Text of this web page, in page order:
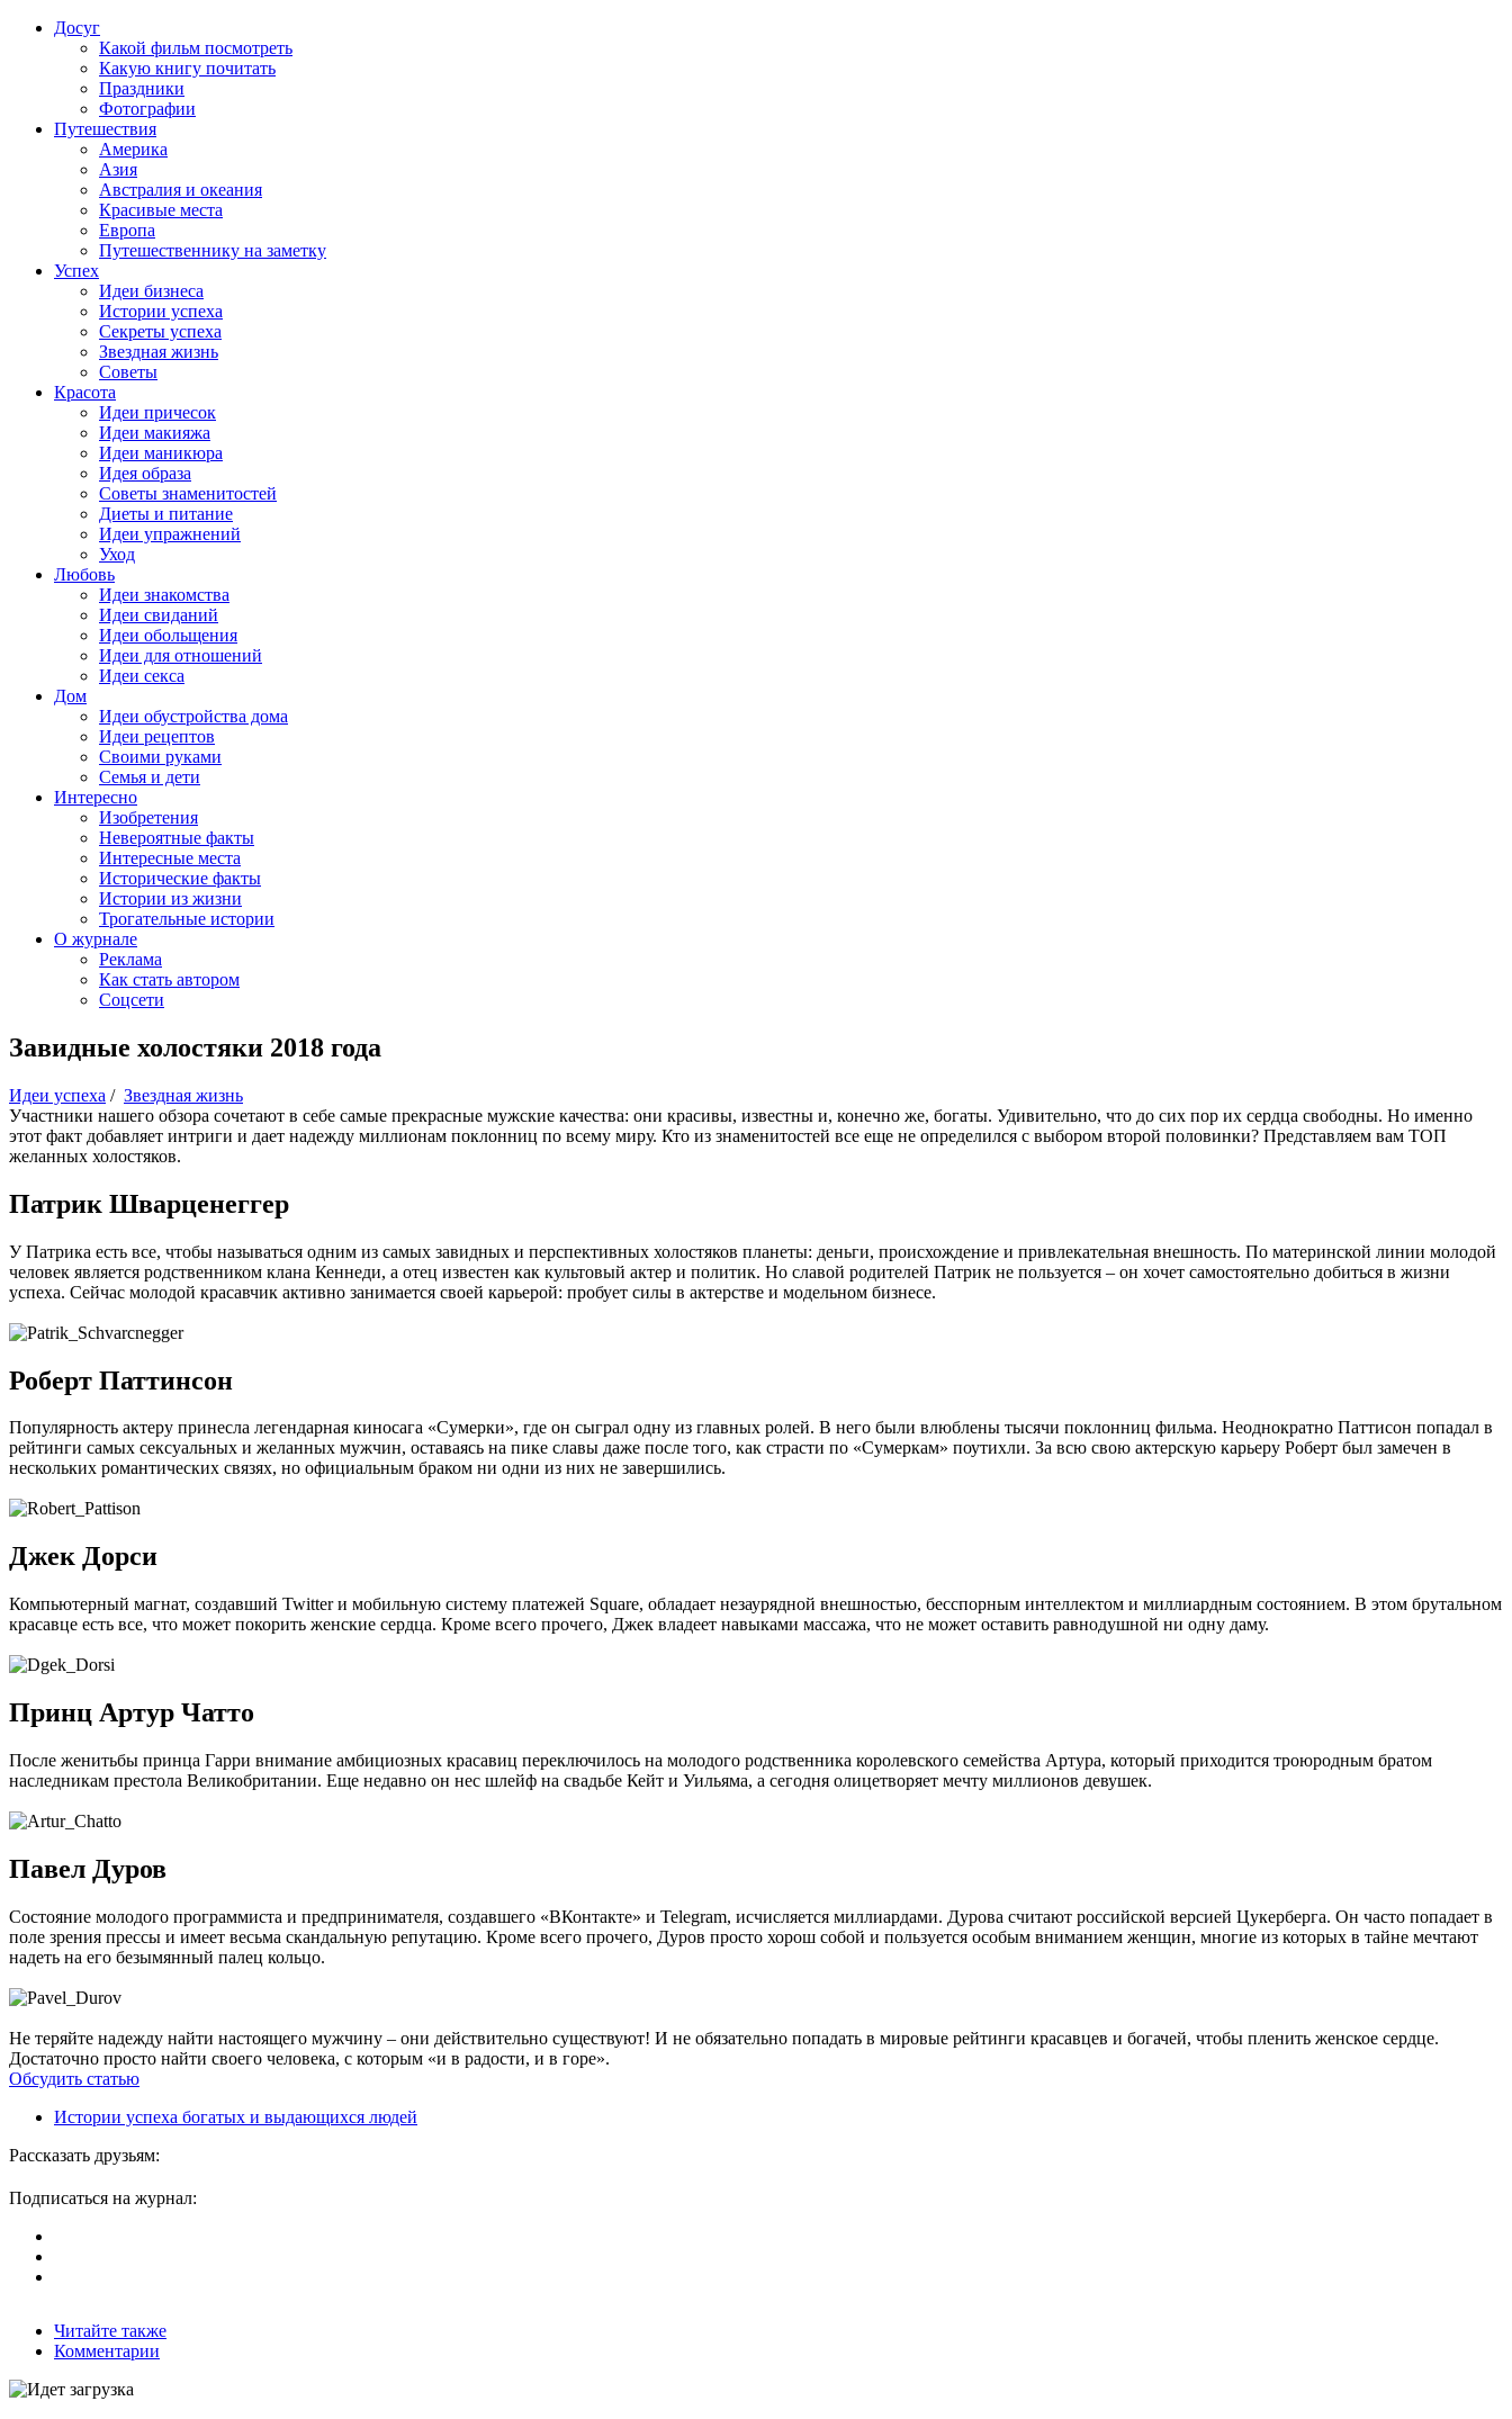
Досуг
Какой фильм посмотреть
Какую книгу почитать
Праздники
Фотографии
Путешествия
Америка
Азия
Австралия и океания
Красивые места
Европа
Путешественнику на заметку
Успех
Идеи бизнеса
Истории успеха
Секреты успеха
Звездная жизнь
Советы
Красота
Идеи причесок
Идеи макияжа
Идеи маникюра
Идея образа
Советы знаменитостей
Диеты и питание
Идеи упражнений
Уход
Любовь
Идеи знакомства
Идеи свиданий
Идеи обольщения
Идеи для отношений
Идеи секса
Дом
Идеи обустройства дома
Идеи рецептов
Своими руками
Семья и дети
Интересно
Изобретения
Невероятные факты
Интересные места
Исторические факты
Истории из жизни
Трогательные истории
О журнале
Реклама
Как стать автором
Соцсети
Завидные холостяки 2018 года
Идеи успеха / Звездная жизнь
Участники нашего обзора сочетают в себе самые прекрасные мужские качества: они красивы, известны и, конечно же, богаты. Удивительно, что до сих пор их сердца свободны. Но именно
этот факт добавляет интриги и дает надежду миллионам поклонниц по всему миру. Кто из знаменитостей все еще не определился с выбором второй половинки? Представляем вам ТОП
желанных холостяков.
Патрик Шварценеггер
У Патрика есть все, чтобы называться одним из самых завидных и перспективных холостяков планеты: деньги, происхождение и привлекательная внешность. По материнской линии молодой
человек является родственником клана Кеннеди, а отец известен как культовый актер и политик. Но славой родителей Патрик не пользуется – он хочет самостоятельно добиться в жизни
успеха. Сейчас молодой красавчик активно занимается своей карьерой: пробует силы в актерстве и модельном бизнесе.
Роберт Паттинсон
Популярность актеру принесла легендарная киносага «Сумерки», где он сыграл одну из главных ролей. В него были влюблены тысячи поклонниц фильма. Неоднократно Паттисон попадал в
рейтинги самых сексуальных и желанных мужчин, оставаясь на пике славы даже после того, как страсти по «Сумеркам» поутихли. За всю свою актерскую карьеру Роберт был замечен в
нескольких романтических связях, но официальным браком ни одни из них не завершились.
Джек Дорси
Компьютерный магнат, создавший Twitter и мобильную систему платежей Square, обладает незаурядной внешностью, бесспорным интеллектом и миллиардным состоянием. В этом брутальном
красавце есть все, что может покорить женские сердца. Кроме всего прочего, Джек владеет навыками массажа, что не может оставить равнодушной ни одну даму.
Принц Артур Чатто
После женитьбы принца Гарри внимание амбициозных красавиц переключилось на молодого родственника королевского семейства Артура, который приходится троюродным братом
наследникам престола Великобритании. Еще недавно он нес шлейф на свадьбе Кейт и Уильяма, а сегодня олицетворяет мечту миллионов девушек.
Павел Дуров
Состояние молодого программиста и предпринимателя, создавшего «ВКонтакте» и Telegram, исчисляется миллиардами. Дурова считают российской версией Цукерберга. Он часто попадает в
поле зрения прессы и имеет весьма скандальную репутацию. Кроме всего прочего, Дуров просто хорош собой и пользуется особым вниманием женщин, многие из которых в тайне мечтают
надеть на его безымянный палец кольцо.
Не теряйте надежду найти настоящего мужчину – они действительно существуют! И не обязательно попадать в мировые рейтинги красавцев и богачей, чтобы пленить женское сердце.
Достаточно просто найти своего человека, с которым «и в радости, и в горе».
Обсудить статью
Истории успеха богатых и выдающихся людей
Рассказать друзьям:
Подписаться на журнал:
Читайте также
Комментарии